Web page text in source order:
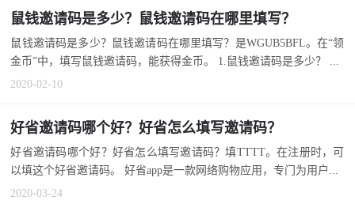
鼠钱邀请码是多少？鼠钱邀请码在哪里填写？
鼠钱邀请码是多少？鼠钱邀请码在哪里填写？是WGUB5BFL。在“领
金币”中，填写鼠钱邀请码，能获得金币。 1.鼠钱邀请码是多少？ ...
2020-02-10
好省邀请码哪个好？好省怎么填写邀请码？
好省邀请码哪个好？好省怎么填写邀请码？填TTTT。在注册时，可
以填这个好省邀请码。 好省app是一款网络购物应用，专门为用户...
2020-03-24